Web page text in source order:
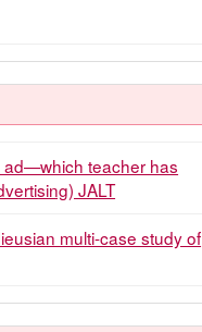
ad—which teacher has
JALT
multi-case study of